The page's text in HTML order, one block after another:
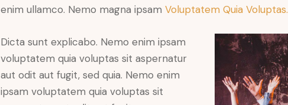
enim ullamco. Nemo magna ipsam Voluptatem Quia Voluptas.
Dicta sunt explicabo. Nemo enim ipsam
voluptatem quia voluptas sit aspernatur
aut odit aut fugit, sed quia. Nemo enim
ipsam voluptatem quia voluptas sit